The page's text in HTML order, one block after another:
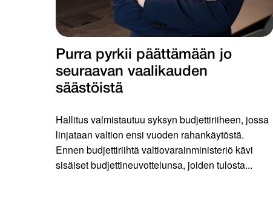
Purra pyrkii päättämään jo
seuraavan vaalikauden
säästöistä
Hallitus valmistautuu syksyn budjettiriiheen, jossa
linjataan valtion ensi vuoden rahankäytöstä.
Ennen budjettiriihtä valtiovarainministeriö kävi
sisäiset budjettineuvottelunsa, joiden tulosta...